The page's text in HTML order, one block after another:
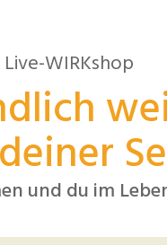
WIRKshop
und du im